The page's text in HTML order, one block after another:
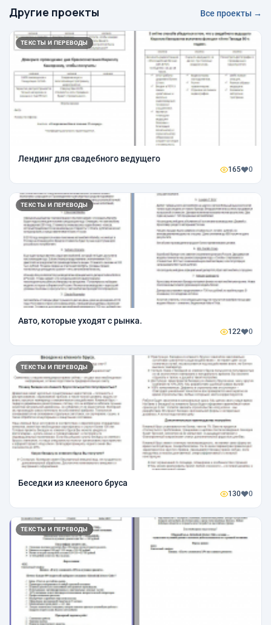
Другие проекты Все проекты →
ТЕКСТЫ И ПЕРЕВОДЫ
Лендинг для свадебного ведущего
165 0
ТЕКСТЫ И ПЕРЕВОДЫ
Авто, которые уходят с рынка.
122 0
ТЕКСТЫ И ПЕРЕВОДЫ
Беседки из клееного бруса
130 0
ТЕКСТЫ И ПЕРЕВОДЫ